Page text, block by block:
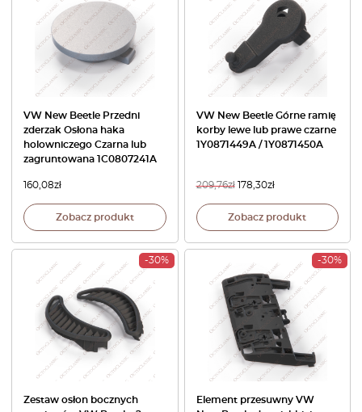
VW New Beetle Przedni
zderzak Osłona haka
holowniczego Czarna lub
zagruntowana 1C0807241A
160,08zł
Zobacz produkt
VW New Beetle Górne ramię
korby lewe lub prawe czarne
1Y0871449A / 1Y0871450A
209,76zł 178,30zł
Zobacz produkt
-30%
Zestaw osłon bocznych
-30%
Element przesuwny VW